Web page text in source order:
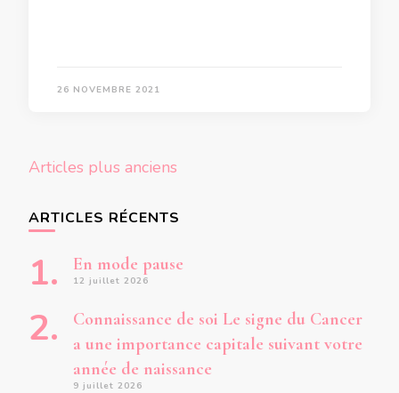
26 NOVEMBRE 2021
Navigation
articles
Articles plus anciens
ARTICLES RÉCENTS
En mode pause
12 juillet 2026
Connaissance de soi Le signe du Cancer
a une importance capitale suivant votre
année de naissance
9 juillet 2026